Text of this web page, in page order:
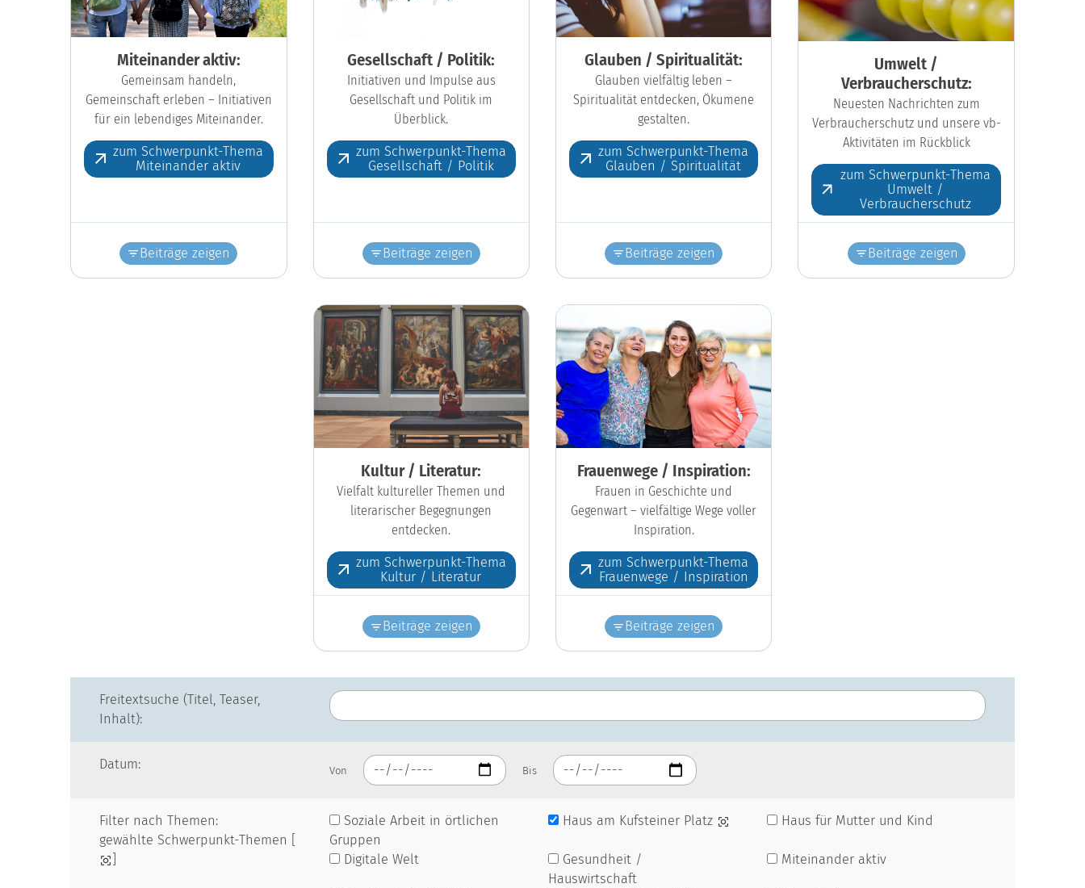
Miteinander aktiv:
Gemeinsam handeln,
Gemeinschaft erleben – Initiativen
für ein lebendiges Miteinander.
zum Schwerpunkt-Thema
Miteinander aktiv
Beiträge zeigen
Gesellschaft / Politik:
Initiativen und Impulse aus
Gesellschaft und Politik im
Überblick.
zum Schwerpunkt-Thema
Gesellschaft / Politik
Beiträge zeigen
Glauben / Spiritualität:
Glauben vielfältig leben –
Spiritualität entdecken, Ökumene
gestalten.
zum Schwerpunkt-Thema
Glauben / Spiritualität
Beiträge zeigen
Umwelt /
Verbraucherschutz:
Neuesten Nachrichten zum
Verbraucherschutz und unsere vb-
Aktivitäten im Rückblick
zum Schwerpunkt-Thema
Umwelt /
Verbraucherschutz
Beiträge zeigen
Kultur / Literatur:
Vielfalt kultureller Themen und
literarischer Begegnungen
entdecken.
zum Schwerpunkt-Thema
Kultur / Literatur
Beiträge zeigen
Frauenwege / Inspiration:
Frauen in Geschichte und
Gegenwart – vielfältige Wege voller
Inspiration.
zum Schwerpunkt-Thema
Frauenwege / Inspiration
Beiträge zeigen
Freitextsuche (Titel, Teaser,
Inhalt):
Datum: Von Bis
Filter nach Themen:
gewählte Schwerpunkt-Themen [
Soziale Arbeit in örtlichen
Gruppen
Haus am Kufsteiner Platz Haus für Mutter und Kind
Digitale Welt
Gesundheit /
Hauswirtschaft
Miteinander aktiv